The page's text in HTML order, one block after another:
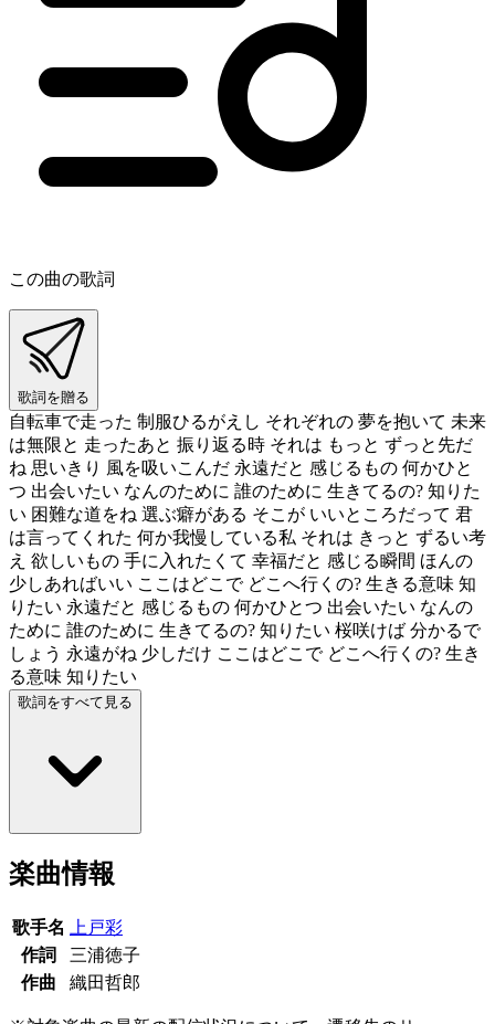
この曲の歌詞
歌詞を贈る
自転車で走った 制服ひるがえし それぞれの 夢を抱いて 未来
は無限と 走ったあと 振り返る時 それは もっと ずっと先だ
ね 思いきり 風を吸いこんだ 永遠だと 感じるもの 何かひと
つ 出会いたい なんのために 誰のために 生きてるの? 知りた
い 困難な道をね 選ぶ癖がある そこが いいところだって 君
は言ってくれた 何か我慢している私 それは きっと ずるい考
え 欲しいもの 手に入れたくて 幸福だと 感じる瞬間 ほんの
少しあればいい ここはどこで どこへ行くの? 生きる意味 知
りたい 永遠だと 感じるもの 何かひとつ 出会いたい なんの
ために 誰のために 生きてるの? 知りたい 桜咲けば 分かるで
しょう 永遠がね 少しだけ ここはどこで どこへ行くの? 生き
る意味 知りたい
歌詞をすべて見る
楽曲情報
歌手名
上戸彩
作詞
三浦徳子
作曲
織田哲郎